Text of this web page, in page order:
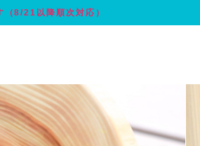
8/21以降順次対応）